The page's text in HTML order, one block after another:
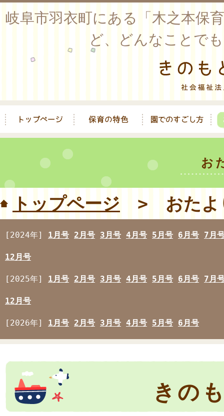
岐阜市羽衣町にある「木之本保
ど、どんなことで
お
トップページ > おたよ
[2024年] 1月号 2月号 3月号 4月号 5月号 6月号 7月
12月号
[2025年] 1月号 2月号 3月号 4月号 5月号 6月号 7月
12月号
[2026年] 1月号 2月号 3月号 4月号 5月号 6月号
きの